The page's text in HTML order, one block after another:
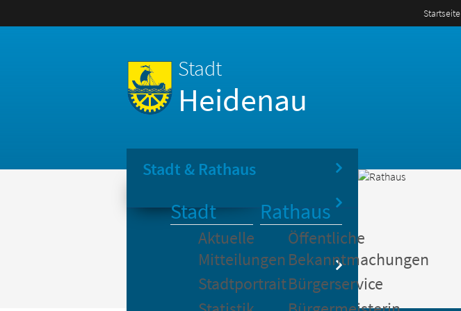
Startseite
Stadt
Heidenau
Stadt & Rathaus
Stadt
Aktuelle
Mitteilungen
Stadtportrait
Rathaus
Öffentliche
Bekanntmachungen
Bürgerservice